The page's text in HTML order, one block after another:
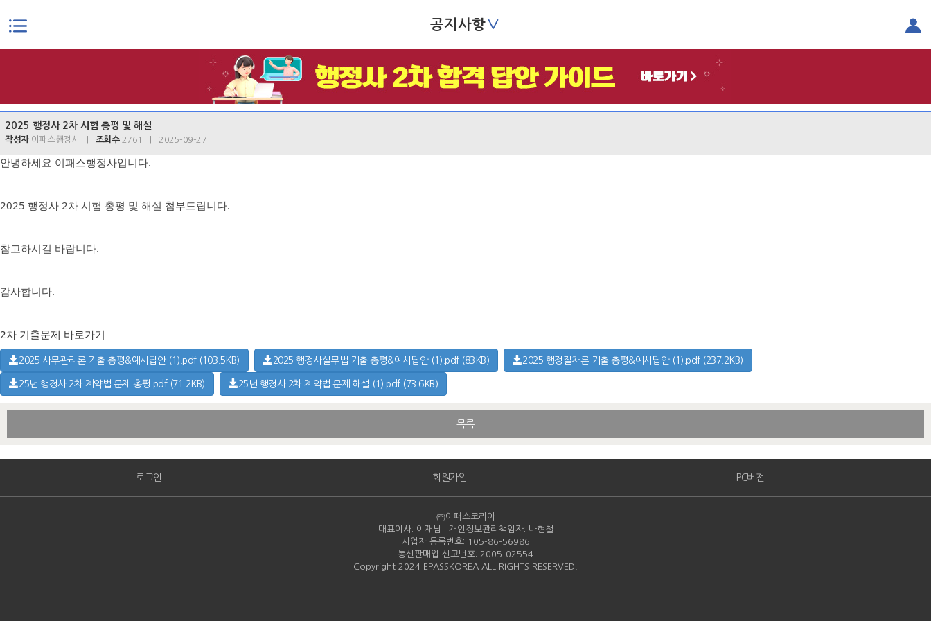
공지사항∨
2025 행정사 2차 시험 총평 및 해설
작성자이패스행정사 | 조회수2761 | 2025-09-27
안녕하세요 이패스행정사입니다.
2025 행정사 2차 시험 총평 및 해설 첨부드립니다.
참고하시길 바랍니다.
감사합니다.
2차 기출문제 바로가기
2025 사무관리론 기출 총평&예시답안 (1).pdf (103.5KB) 2025 행정사실무법 기출 총평&예시답안 (1).pdf (83KB) 2025 행정절차론 기출 총평&예시답안 (1).pdf (237.2KB)
25년 행정사 2차 계약법 문제 총평.pdf (71.2KB) 25년 행정사 2차 계약법 문제 해설 (1).pdf (73.6KB)
목록
로그인 회원가입 PC버전
㈜이패스코리아
대표이사: 이재남 | 개인정보관리책임자: 나현철
사업자 등록번호: 105-86-56986
통신판매업 신고번호: 2005-02554
Copyright 2024 EPASSKOREA ALL RIGHTS RESERVED.